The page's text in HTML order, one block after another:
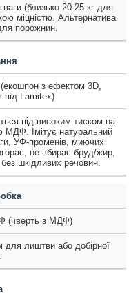
(близько 20-25 кг для
міцністю. Альтернатива
порожнин.
(екошпон з ефектом 3D,
від Lamitex)
під високим тиском на
МДФ. Імітує натуральний
УФ-променів, миючих
не вбирає бруд/жир,
шкідливих речовин.
(чверть з МДФ)
для лиштви або добірної